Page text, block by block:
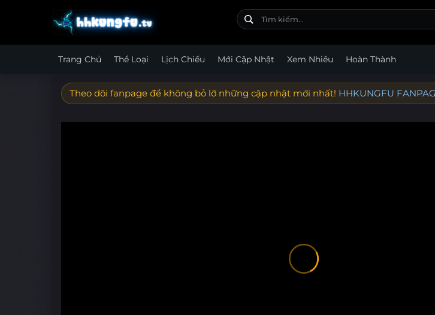
Trang Chủ Thể Loại Lịch Chiếu Mới Cập Nhật Xem Nhiều Hoàn Thành
Theo dõi fanpage để không bỏ lỡ những cập nhật mới nhất! HHKUNGFU